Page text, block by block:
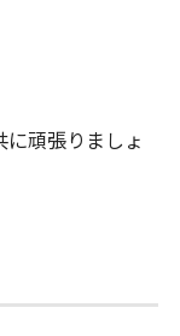
頑張りましょ